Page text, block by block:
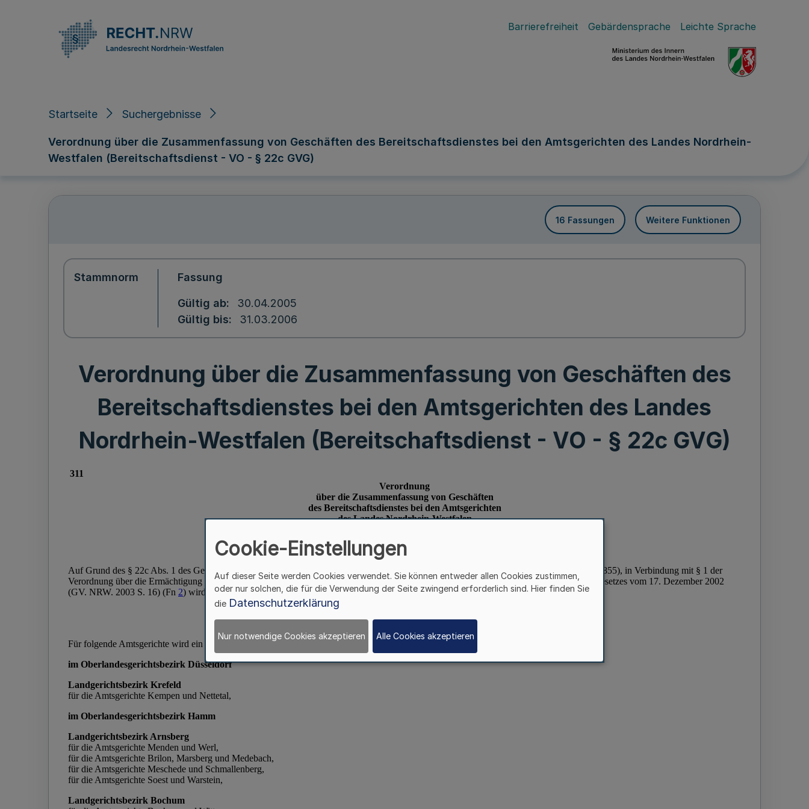
Barrierefreiheit Gebärdensprache Leichte Sprache
Startseite Suchergebnisse
Verordnung über die Zusammenfassung von Geschäften des Bereitschaftsdienstes bei den Amtsgerichten des Landes Nordrhein-
Westfalen (Bereitschaftsdienst - VO - § 22c GVG)
16 Fassungen Weitere Funktionen
Stammnorm Fassung
Gültig ab
30.04.2005
Gültig bis
31.03.2006
Verordnung über die Zusammenfassung von Geschäften des
Bereitschaftsdienstes bei den Amtsgerichten des Landes
Nordrhein-Westfalen (Bereitschaftsdienst - VO - § 22c GVG)
Cookie-Einstellungen
Auf dieser Seite werden Cookies verwendet. Sie können entweder allen Cookies zustimmen,
oder nur solchen, die für die Verwendung der Seite zwingend erforderlich sind. Hier finden Sie
die Datenschutzerklärung
Nur notwendige Cookies akzeptieren Alle Cookies akzeptieren